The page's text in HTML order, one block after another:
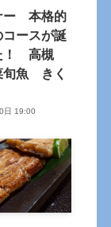
ー 本格的
ースが誕
！ 高槻
魚 きく
日 19:00